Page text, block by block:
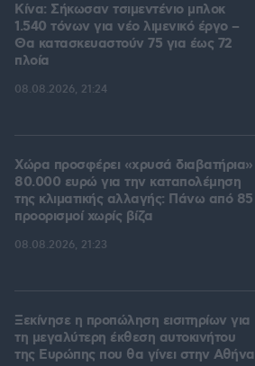
Κίνα: Σήκωσαν τσιμεντένιο μπλοκ
1.540 τόνων για νέο λιμενικό έργο –
Θα κατασκευαστούν 75 για έως 72
πλοία
08.08.2026, 21:24
Χώρα προσφέρει «χρυσά διαβατήρια»
80.000 ευρώ για την καταπολέμηση
της κλιματικής αλλαγής: Πάνω από 85
προορισμοί χωρίς βίζα
08.08.2026, 21:23
Ξεκίνησε η προπώληση εισιτηρίων για
τη μεγαλύτερη έκθεση αυτοκινήτου
της Ευρώπης που θα γίνει στην Αθήνα